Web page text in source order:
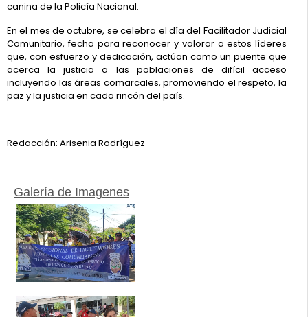
canina de la Policía Nacional.
En el mes de octubre, se celebra el día del Facilitador Judicial
Comunitario, fecha para reconocer y valorar a estos líderes
que, con esfuerzo y dedicación, actúan como un puente que
acerca la justicia a las poblaciones de difícil acceso
incluyendo las áreas comarcales, promoviendo el respeto, la
paz y la justicia en cada rincón del país.
Redacción: Arisenia Rodríguez
Galería de Imagenes